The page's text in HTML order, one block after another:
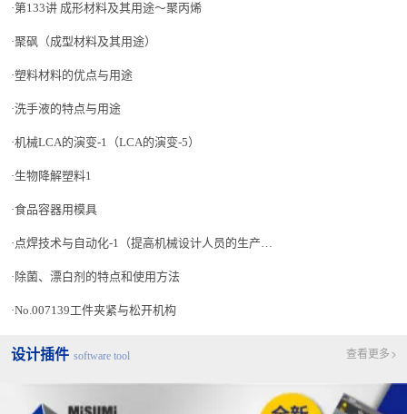
第133讲 成形材料及其用途〜聚丙烯
聚砜（成型材料及其用途）
塑料材料的优点与用途
洗手液的特点与用途
机械LCA的演变-1（LCA的演变-5）
生物降解塑料1
食品容器用模具
点焊技术与自动化-1（提高机械设计人员的生产技术水平 讲座-14）
除菌、漂白剂的特点和使用方法
No.007139工件夹紧与松开机构
设计插件 software tool 查看更多